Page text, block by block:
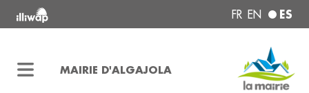
FR EN ES
MAIRIE D'ALGAJOLA